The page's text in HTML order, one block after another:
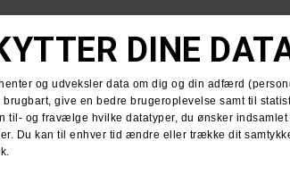
Få din pakke leveret
HUSK GRATIS
Du har altid 30 dages
Du kan vælge at få
For mere information